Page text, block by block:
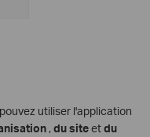
utiliser l'application
,du siteetdu